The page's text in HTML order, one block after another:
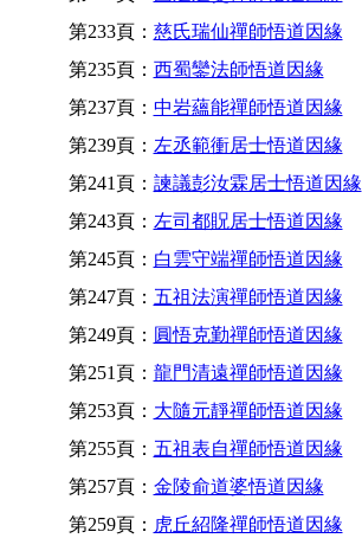
第233頁： 慈氏瑞仙禪師悟道因緣
第235頁： 西蜀鑾法師悟道因緣
第237頁： 中岩蘊能禪師悟道因緣
第239頁： 左丞範衝居士悟道因緣
第241頁： 諫議彭汝霖居士悟道因緣
第243頁： 左司都貺居士悟道因緣
第245頁： 白雲守端禪師悟道因緣
第247頁： 五祖法演禪師悟道因緣
第249頁： 圓悟克勤禪師悟道因緣
第251頁： 龍門清遠禪師悟道因緣
第253頁： 大隨元靜禪師悟道因緣
第255頁： 五祖表自禪師悟道因緣
第257頁： 金陵俞道婆悟道因緣
第259頁： 虎丘紹隆禪師悟道因緣